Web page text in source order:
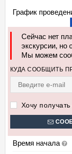
График
Сейчас нет
экскурсии, но
Мы можем
КУДА СООБЩИТЬ
Хочу
Время начала